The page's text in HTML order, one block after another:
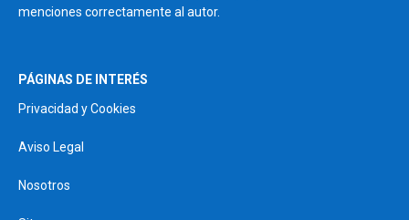
menciones correctamente al autor.
PÁGINAS DE INTERÉS
Privacidad y Cookies
Aviso Legal
Nosotros